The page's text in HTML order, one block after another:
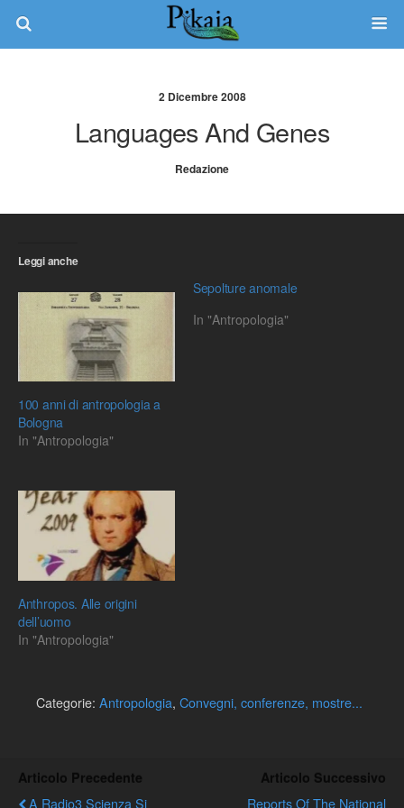
2 Dicembre 2008
Languages And Genes
Redazione
Leggi anche
100 anni di antropologia a
Bologna
In "Antropologia"
Sepolture anomale
In "Antropologia"
Anthropos. Alle origini
dell’uomo
In "Antropologia"
Categorie: Antropologia, Convegni, conferenze, mostre...
Articolo Precedente
A Radio3 Scienza Si
Articolo Successivo
Reports Of The National